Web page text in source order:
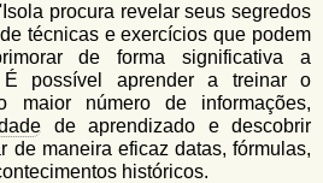
procura revelar seus segredos
técnicas e exercícios que podem
de forma significativa a
É possível aprender a treinar o
maior número de informações,
de aprendizado e descobrir
de maneira eficaz datas, fórmulas,
históricos.